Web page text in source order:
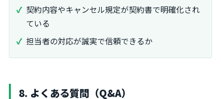
契約内容やキャンセル規定が契約書で明確化され
ている
担当者の対応が誠実で信頼できるか
8. よくある質問（Q&A）